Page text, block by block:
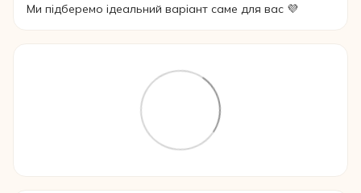
Ми підберемо ідеальний варіант саме для вас 💜